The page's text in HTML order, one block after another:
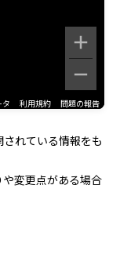
利用規約 問題の報告
れている情報をも
変更点がある場合